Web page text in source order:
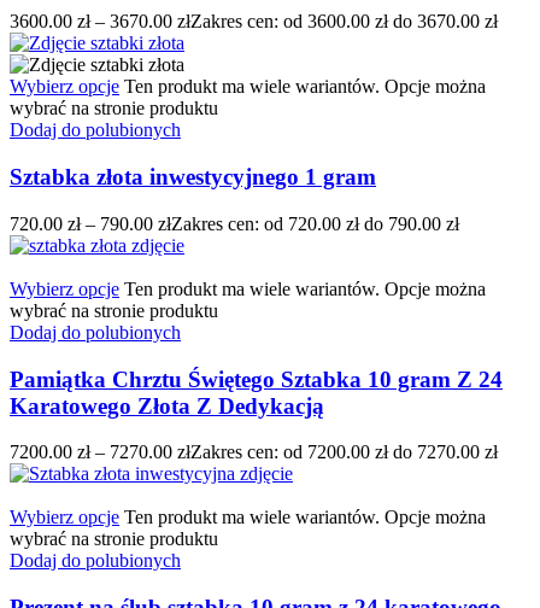
3600.00 zł – 3670.00 złZakres cen: od 3600.00 zł do 3670.00 zł
Wybierz opcje Ten produkt ma wiele wariantów. Opcje można
wybrać na stronie produktu
Dodaj do polubionych
Sztabka złota inwestycyjnego 1 gram
720.00 zł – 790.00 złZakres cen: od 720.00 zł do 790.00 zł
Wybierz opcje Ten produkt ma wiele wariantów. Opcje można
wybrać na stronie produktu
Dodaj do polubionych
Pamiątka Chrztu Świętego Sztabka 10 gram Z 24
Karatowego Złota Z Dedykacją
7200.00 zł – 7270.00 złZakres cen: od 7200.00 zł do 7270.00 zł
Wybierz opcje Ten produkt ma wiele wariantów. Opcje można
wybrać na stronie produktu
Dodaj do polubionych